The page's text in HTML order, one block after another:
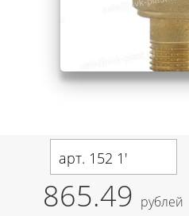
арт. 152 1'
865.49 рублей